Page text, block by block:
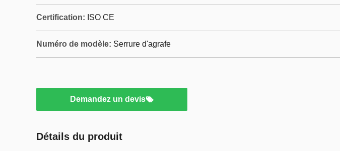
Certification: ISO CE
Numéro de modèle: Serrure d'agrafe
Demandez un devis
Détails du produit